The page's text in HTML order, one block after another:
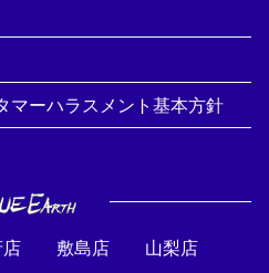
マーハラスメント基本方針
敷島店
山梨店